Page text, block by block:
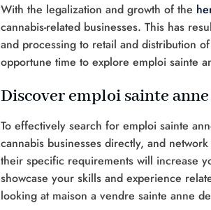
With the legalization and growth of the
cannabis-related businesses. This has
and processing to retail and distribution
opportune time to explore emploi sainte
Discover emploi sainte
To effectively search for emploi sainte
cannabis businesses directly, and
their specific requirements will increase
showcase your skills and experience
looking at maison a vendre sainte anne